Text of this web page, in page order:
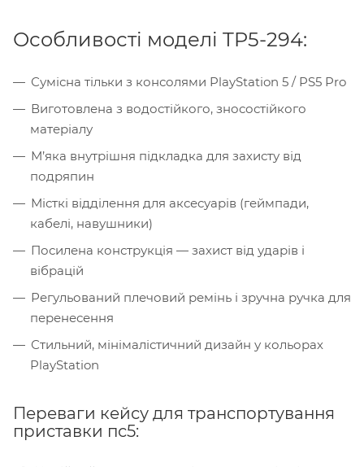
Особливості моделі TP5-294:
Сумісна тільки з консолями PlayStation 5 / PS5 Pro
Виготовлена з водостійкого, зносостійкого
матеріалу
М’яка внутрішня підкладка для захисту від
подряпин
Місткі відділення для аксесуарів (геймпади,
кабелі, навушники)
Посилена конструкція — захист від ударів і
вібрацій
Регульований плечовий ремінь і зручна ручка для
перенесення
Стильний, мінімалістичний дизайн у кольорах
PlayStation
Переваги кейсу для транспортування
приставки пс5: